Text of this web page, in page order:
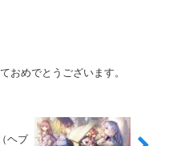
おめでとうございます。
ヘブ